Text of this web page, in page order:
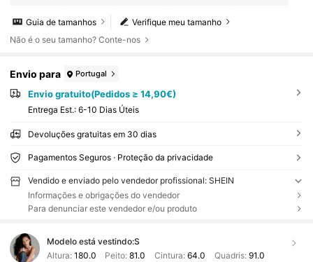
Verifique meu tamanho
Guia de tamanhos
Não é o seu tamanho? Conte-nos
Envio para Portugal
Envio gratuito(Pedidos ≥ 14,90€)
Entrega Est.: 6-10 Dias Úteis
Devoluções gratuitas em 30 dias
Pagamentos Seguros · Proteção da privacidade
Vendido e enviado pelo vendedor profissional: SHEIN
Informações e obrigações do vendedor
Para denunciar este vendedor e/ou produto
Modelo está vestindo:S
Altura: 180.0 Peito:81.0 Cintura: 64.0 Quadris: 91.0